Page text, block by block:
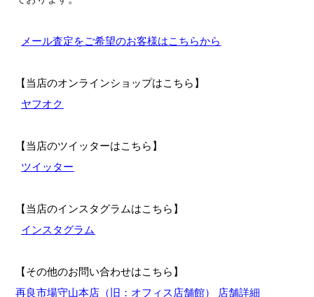
メール査定をご希望のお客様はこちらから
【当店のオンラインショップはこちら】
ヤフオク
【当店のツイッターはこちら】
ツイッター
【当店のインスタグラムはこちら】
インスタグラム
【その他のお問い合わせはこちら】
再良市場守山本店（旧：オフィス店舗館） 店舗詳細